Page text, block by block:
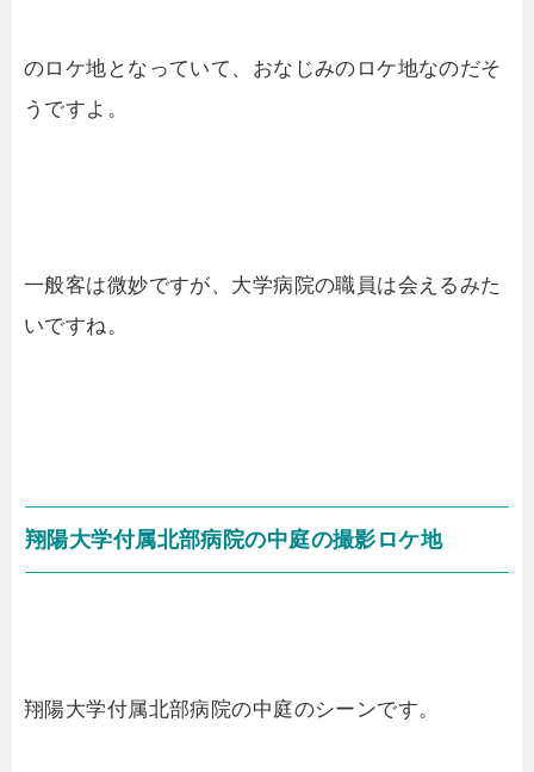
のロケ地となっていて、おなじみのロケ地なのだそ
うですよ。
一般客は微妙ですが、大学病院の職員は会えるみた
いですね。
翔陽大学付属北部病院の中庭の撮影ロケ地
翔陽大学付属北部病院の中庭のシーンです。